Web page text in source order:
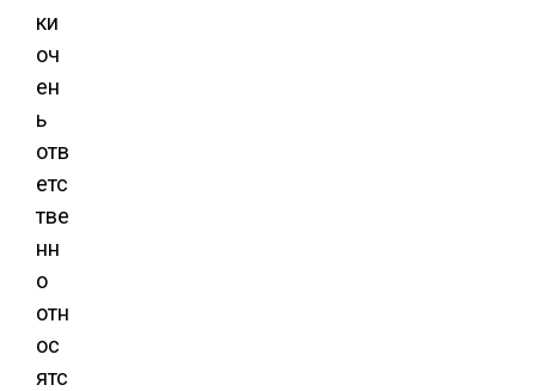
ки
оч
ен
ь
отв
етс
тве
нн
о
отн
ос
ятс